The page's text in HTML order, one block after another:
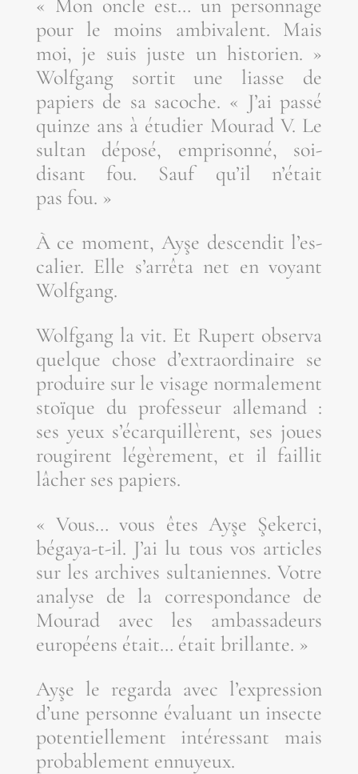
« Mon oncle est… un per­son­nage
pour le moins ambi­va­lent. Mais
moi, je suis juste un his­to­rien. »
Wolf­gang sor­tit une liasse de
papiers de sa sacoche. « J’ai pas­sé
quinze ans à étu­dier Mou­rad V. Le
sul­tan dépo­sé, empri­son­né, soi-
disant fou. Sauf qu’il n’é­tait
pas fou. »
À ce moment, Ayşe des­cen­dit l’es­
ca­lier. Elle s’ar­rê­ta net en voyant
Wolfgang.
Wolf­gang la vit. Et Rupert obser­va
quelque chose d’ex­tra­or­di­naire se
pro­duire sur le visage nor­ma­le­ment
stoïque du pro­fes­seur alle­mand :
ses yeux s’é­car­quillèrent, ses joues
rou­girent légè­re­ment, et il faillit
lâcher ses papiers.
« Vous… vous êtes Ayşe Şeker­ci,
bégaya-t-il. J’ai lu tous vos articles
sur les archives sul­ta­niennes. Votre
ana­lyse de la cor­res­pon­dance de
Mou­rad avec les ambas­sa­deurs
euro­péens était… était brillante. »
Ayşe le regar­da avec l’ex­pres­sion
d’une per­sonne éva­luant un insecte
poten­tiel­le­ment inté­res­sant mais
pro­ba­ble­ment ennuyeux.